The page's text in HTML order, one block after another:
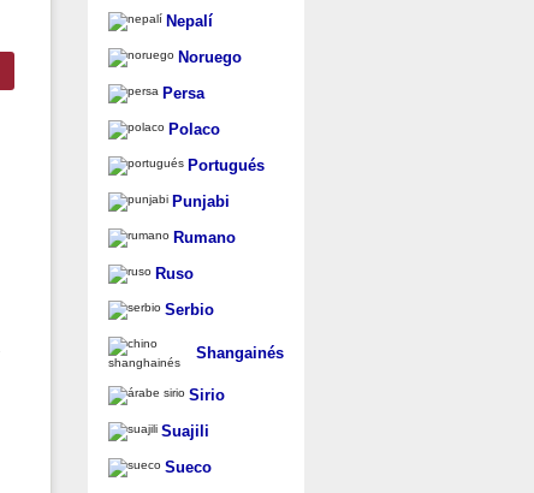
Nepalí
Noruego
Persa
Polaco
Portugués
Punjabi
Rumano
Ruso
Serbio
Shangainés
Sirio
Suajili
Sueco